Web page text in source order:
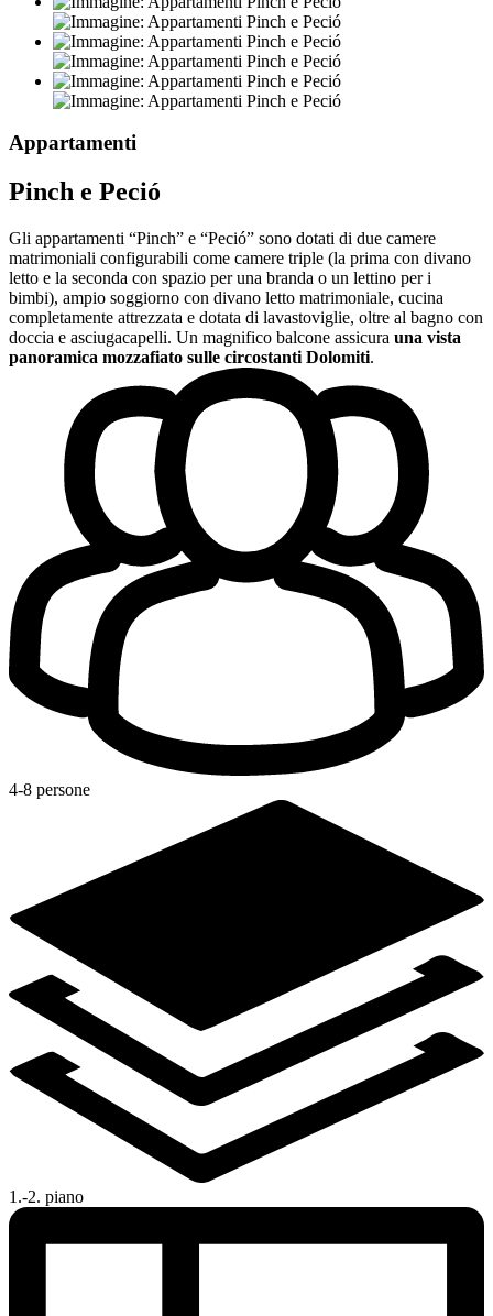
Appartamenti
Pinch e Peció
Gli appartamenti “Pinch” e “Peció” sono dotati di due camere
matrimoniali configurabili come camere triple (la prima con divano
letto e la seconda con spazio per una branda o un lettino per i
bimbi), ampio soggiorno con divano letto matrimoniale, cucina
completamente attrezzata e dotata di lavastoviglie, oltre al bagno con
doccia e asciugacapelli. Un magnifico balcone assicura una vista
panoramica mozzafiato sulle circostanti Dolomiti.
4-8 persone
1.-2. piano